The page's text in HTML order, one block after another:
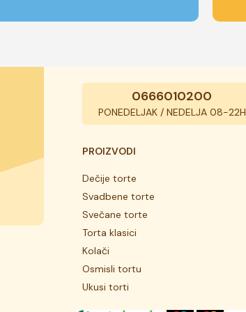
0666010200
PONEDELJAK / NEDELJA 08-22H
PROIZVODI
Dečije torte
Svadbene torte
Svečane torte
Torta klasici
Kolači
Osmisli tortu
Ukusi torti